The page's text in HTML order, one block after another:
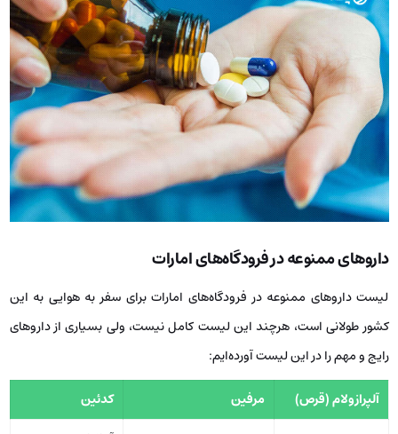
داروهای ممنوعه در فرودگاه‌های امارات
لیست داروهای ممنوعه در فرودگاه‌های امارات برای سفر به هوایی به این
کشور طولانی است، هرچند این لیست کامل نیست، ولی بسیاری از داروهای
رایج و مهم را در این لیست آورده‌ایم:
آلپرازولام (قرص) مرفین کدئین